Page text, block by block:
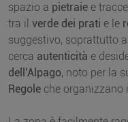
spazio a pietraie e
tra il verde dei prati e le
suggestivo, soprattutto al
cerca autenticità e
dell’Alpago, noto per la
Regole che organizzano